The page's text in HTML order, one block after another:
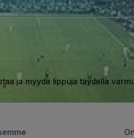
ja myydä lippuja täydellä